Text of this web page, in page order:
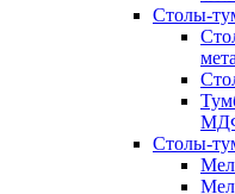
Столы-
Столы-